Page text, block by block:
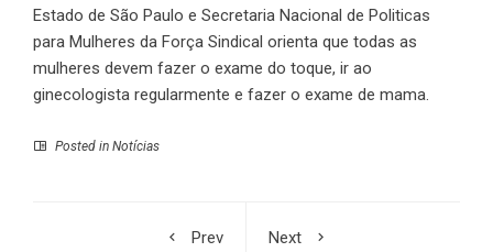
Estado de São Paulo e Secretaria Nacional de Politicas
para Mulheres da Força Sindical orienta que todas as
mulheres devem fazer o exame do toque, ir ao
ginecologista regularmente e fazer o exame de mama.
Posted in Notícias
Prev
Next